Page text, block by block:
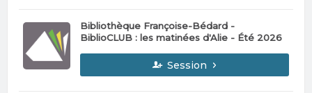
Bibliothèque Françoise-Bédard -
BiblioCLUB : les matinées d'Alie - Été 2026
Session